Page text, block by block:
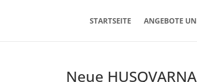
STARTSEITE ANGEBOTE
Neue